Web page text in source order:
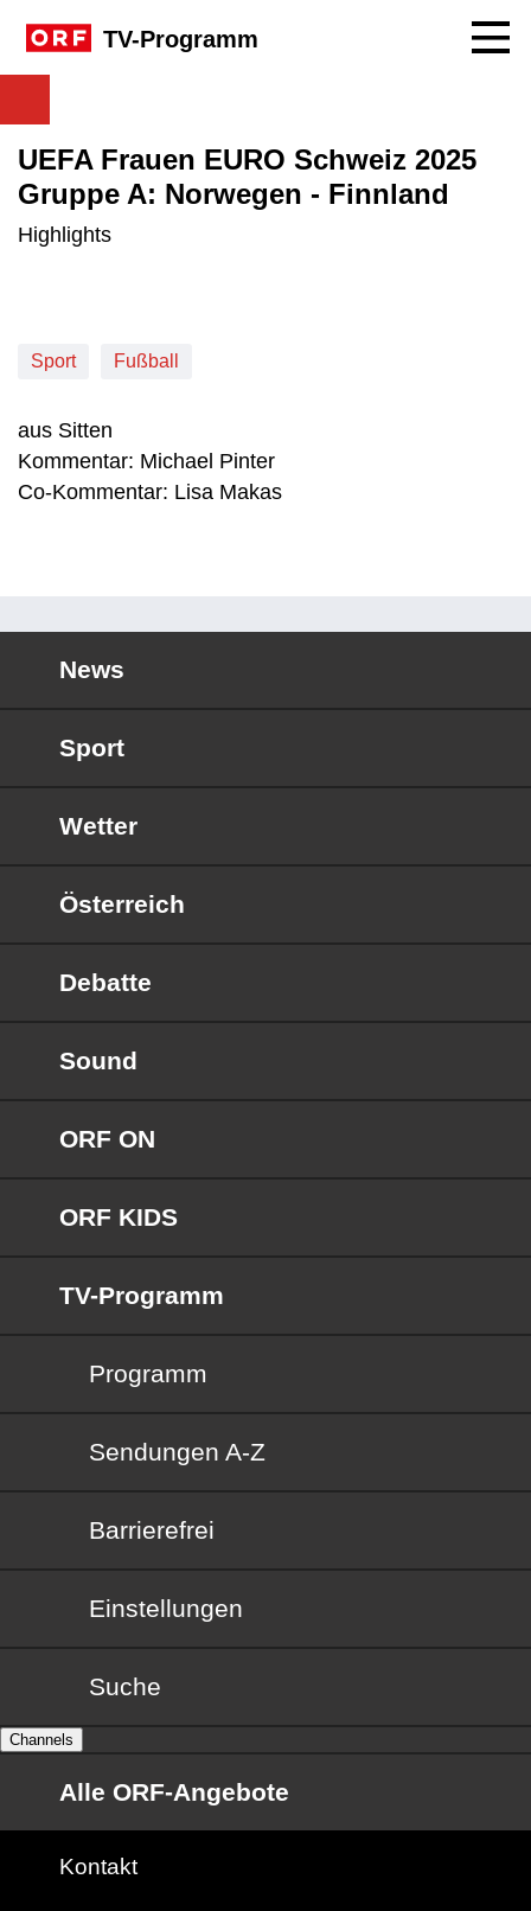
TV-Programm
UEFA Frauen EURO Schweiz 2025
Gruppe A: Norwegen - Finnland
Highlights
Sport Fußball
aus Sitten
Kommentar: Michael Pinter
Co-Kommentar: Lisa Makas
News
Sport
Wetter
Österreich
Debatte
Sound
ORF ON
ORF KIDS
TV-Programm
Programm
Sendungen von A bis Z
Sendungen A-Z
Barrierefrei
Barrierefrei
Einstellungen
Suche
Channels
Alle ORF-Angebote
Kontakt